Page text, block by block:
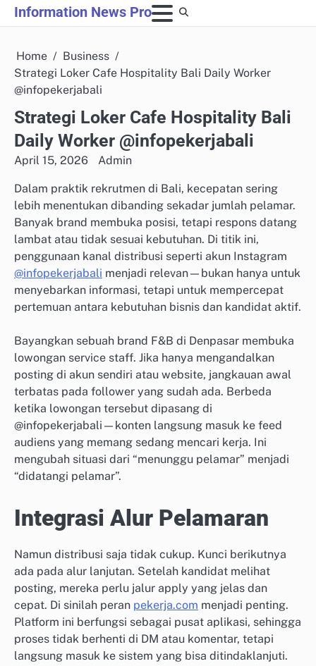
Skip
to
Information News Pro
Home
Business
Strategi Loker Cafe Hospitality Bali Daily Worker
@infopekerjabali
Strategi Loker Cafe Hospitality Bali
Daily Worker @infopekerjabali
April 15, 2026 Admin
Dalam praktik rekrutmen di Bali, kecepatan sering
lebih menentukan dibanding sekadar jumlah pelamar.
Banyak brand membuka posisi, tetapi respons datang
lambat atau tidak sesuai kebutuhan. Di titik ini,
penggunaan kanal distribusi seperti akun Instagram
@infopekerjabali menjadi relevan—bukan hanya untuk
menyebarkan informasi, tetapi untuk mempercepat
pertemuan antara kebutuhan bisnis dan kandidat aktif.
Bayangkan sebuah brand F&B di Denpasar membuka
lowongan service staff. Jika hanya mengandalkan
posting di akun sendiri atau website, jangkauan awal
terbatas pada follower yang sudah ada. Berbeda
ketika lowongan tersebut dipasang di
@infopekerjabali—konten langsung masuk ke feed
audiens yang memang sedang mencari kerja. Ini
mengubah situasi dari “menunggu pelamar” menjadi
“didatangi pelamar”.
Integrasi Alur Pelamaran
Namun distribusi saja tidak cukup. Kunci berikutnya
ada pada alur lanjutan. Setelah kandidat melihat
posting, mereka perlu jalur apply yang jelas dan
cepat. Di sinilah peran pekerja.com menjadi penting.
Platform ini berfungsi sebagai pusat aplikasi, sehingga
proses tidak berhenti di DM atau komentar, tetapi
langsung masuk ke sistem yang bisa ditindaklanjuti.